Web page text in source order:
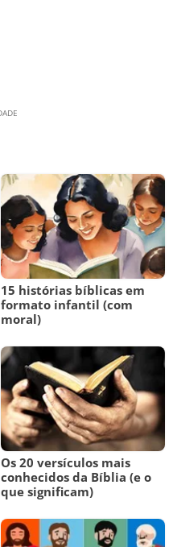
15 histórias bíblicas em
formato infantil (com
moral)
Os 20 versículos mais
conhecidos da Bíblia (e o
que significam)